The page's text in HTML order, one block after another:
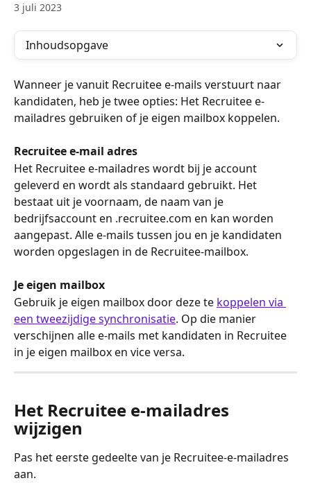
3 juli 2023
Inhoudsopgave
Wanneer je vanuit Recruitee e-mails verstuurt naar
kandidaten, heb je twee opties: Het Recruitee e-
mailadres gebruiken of je eigen mailbox koppelen.
Recruitee e-mail adres
Het Recruitee e-mailadres wordt bij je account
geleverd en wordt als standaard gebruikt. Het
bestaat uit je voornaam, de naam van je
bedrijfsaccount en .recruitee.com en kan worden
aangepast. Alle e-mails tussen jou en je kandidaten
worden opgeslagen in de Recruitee-mailbox.
Je eigen mailbox
Gebruik je eigen mailbox door deze te koppelen via
een tweezijdige synchronisatie. Op die manier
verschijnen alle e-mails met kandidaten in Recruitee
in je eigen mailbox en vice versa.
Het Recruitee e-mailadres
wijzigen
Pas het eerste gedeelte van je Recruitee-e-mailadres
aan.